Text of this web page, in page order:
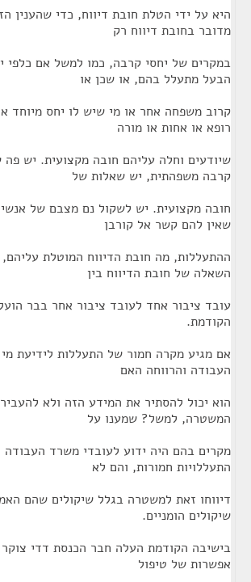
היא על ידי הטלת חובת דיווח, כדי שהענין
מדובר בחובת דיווח רק
במקרים של יחסי קרבה, כמו למשל אם כלפי
הבעל מתעלל בהם, או שכן או
קרוב משפחה אחר או מי שיש לו יחס מיוחד
רופא או אחות או מורה
שיודעים וחלה עליהם חובה מקצועית. יש
קרבה משפהתית, יש שאלות של
חובה מקצועית. יש לשקול נם מצבם של
שאין להם קשר אל קורבן
ההתעללות, מה חובת הדיווח המוטלת
השאלה של חובת הדיווח בין
עובד ציבור אחד לעובד ציבור אחר בבר
הקודמת.
אם מגיע מקרה חמור של התעללות לידיעת
העבודה והרווחה האם
הוא יכול להסתיר את המידע הזה ולא
המשטרה, למשל? שמענו על
מקרים בהם היה ידוע לעובדי משרד העבודה
התעללויות חמורות, והם לא
דיווחו זאת למשטרה בגלל שיקולים שהם
שיקולים הומניים.
בישיבה הקודמת העלה חבר הכנסת דדי
אפשרות של טיפול